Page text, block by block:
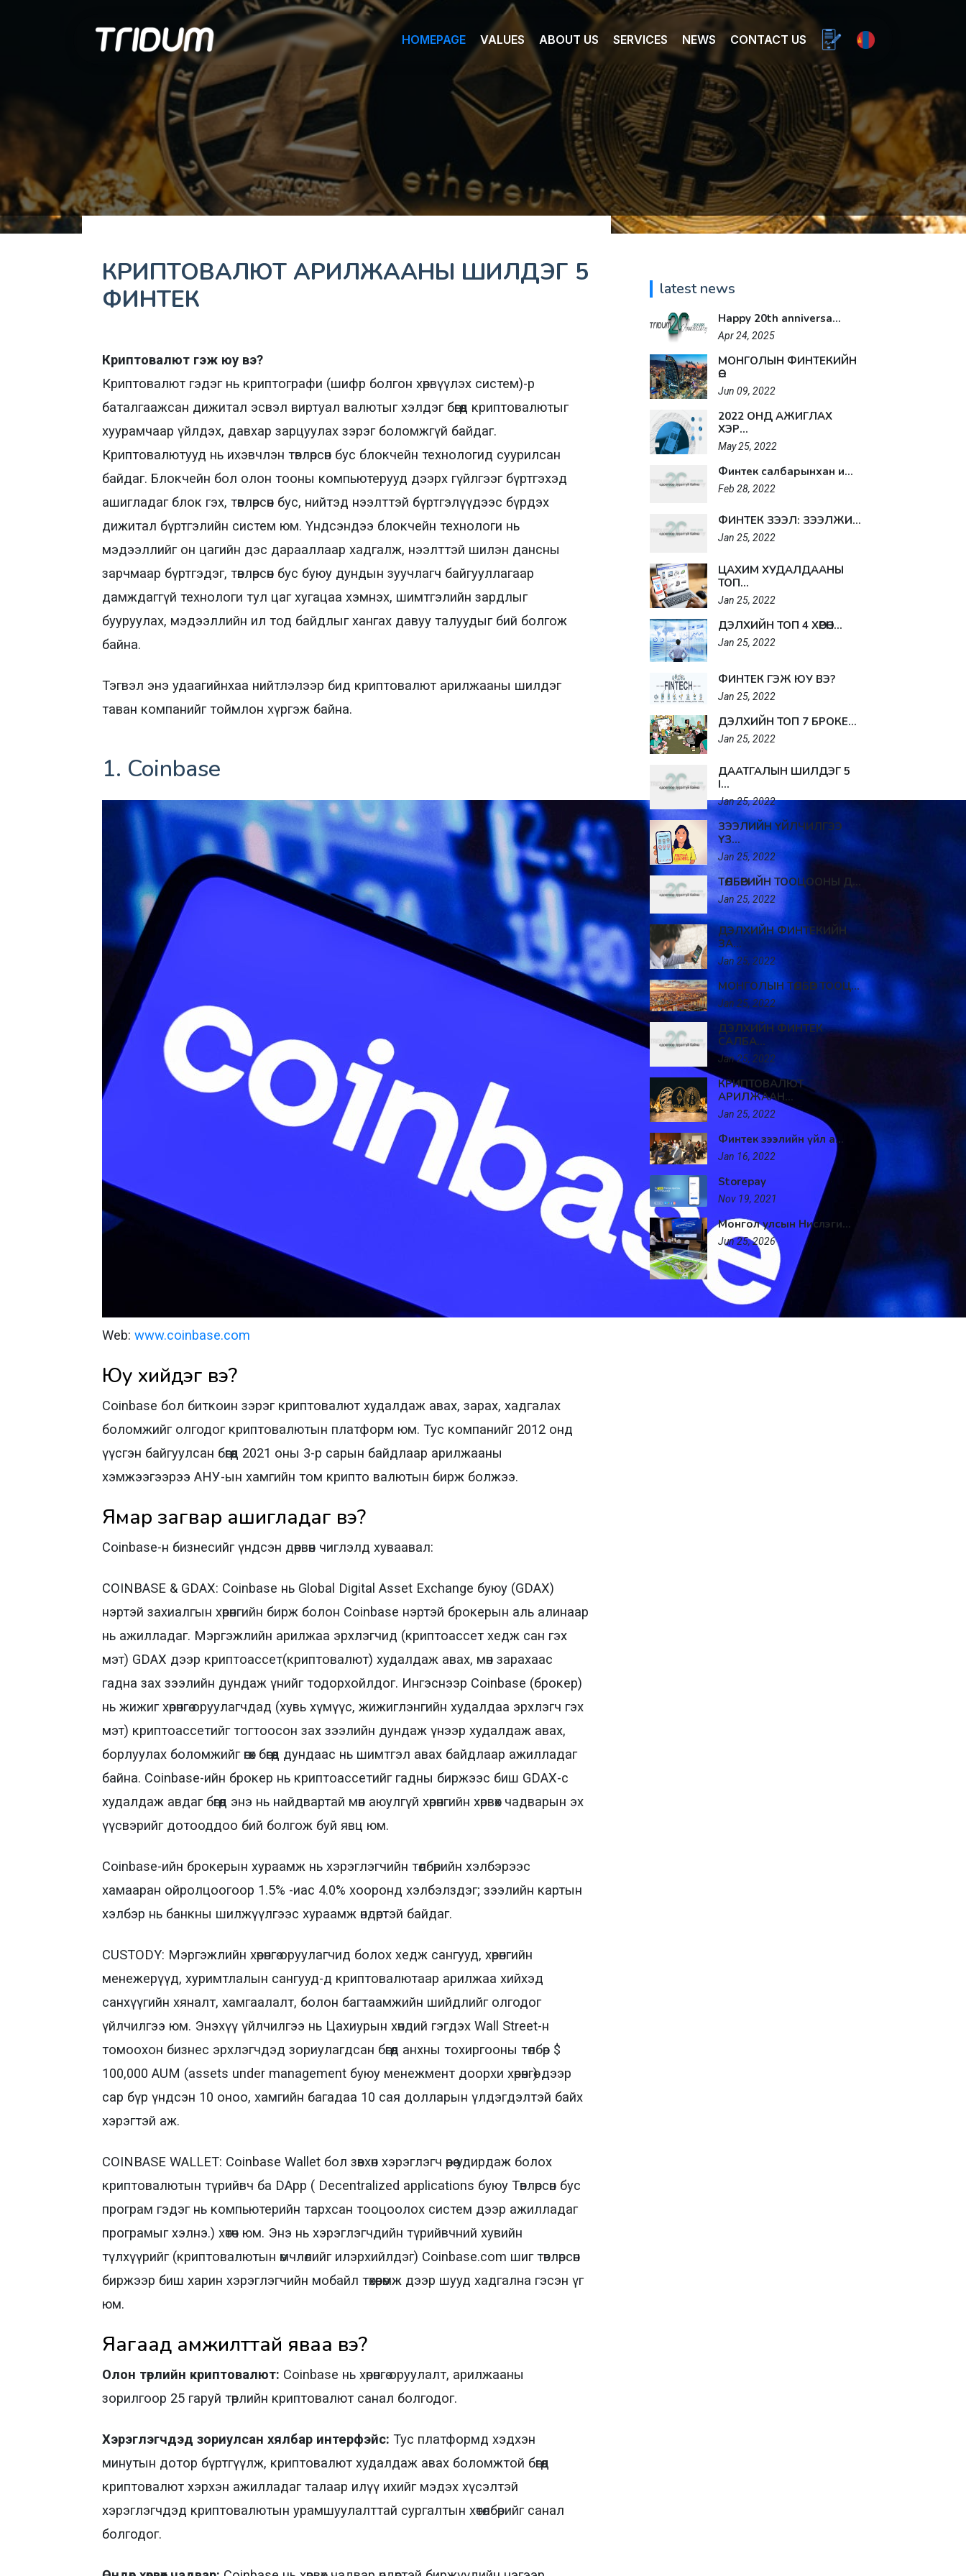
HOMEPAGE VALUES ABOUT US SERVICES NEWS CONTACT US
КРИПТОВАЛЮТ АРИЛЖААНЫ ШИЛДЭГ 5
ФИНТЕК
Криптовалют гэж юу вэ?
Криптовалют гэдэг нь криптографи (шифр болгон хөрвүүлэх систем)-р
баталгаажсан дижитал эсвэл виртуал валютыг хэлдэг бөгөөд криптовалютыг
хуурамчаар үйлдэх, давхар зарцуулах зэрэг боломжгүй байдаг.
Криптовалютууд нь ихэвчлэн төвлөрсөн бус блокчейн технологид суурилсан
байдаг. Блокчейн бол олон тооны компьютерууд дээрх гүйлгээг бүртгэхэд
ашигладаг блок гэх, төвлөрсөн бус, нийтэд нээлттэй бүртгэлүүдээс бүрдэх
дижитал бүртгэлийн систем юм. Үндсэндээ блокчейн технологи нь
мэдээллийг он цагийн дэс дарааллаар хадгалж, нээлттэй шилэн дансны
зарчмаар бүртгэдэг, төвлөрсөн бус буюу дундын зуучлагч байгууллагаар
дамждаггүй технологи тул цаг хугацаа хэмнэх, шимтгэлийн зардлыг
бууруулах, мэдээллийн ил тод байдлыг хангах давуу талуудыг бий болгож
байна.
Тэгвэл энэ удаагийнхаа нийтлэлээр бид криптовалют арилжааны шилдэг
таван компанийг тоймлон хүргэж байна.
1. Coinbase
Web: www.coinbase.com
Юу хийдэг вэ?
Coinbase бол биткоин зэрэг криптовалют худалдаж авах, зарах, хадгалах
боломжийг олгодог криптовалютын платформ юм. Тус компанийг 2012 онд
үүсгэн байгуулсан бөгөөд 2021 оны 3-р сарын байдлаар арилжааны
хэмжээгээрээ АНУ-ын хамгийн том крипто валютын бирж болжээ.
Ямар загвар ашигладаг вэ?
Coinbase-н бизнесийг үндсэн дөрвөн чиглэлд хуваавал:
COINBASE & GDAX: Coinbase нь Global Digital Asset Exchange буюу (GDAX)
нэртэй захиалгын хөрөнгийн бирж болон Coinbase нэртэй брокерын аль алинаар
нь ажилладаг. Мэргэжлийн арилжаа эрхлэгчид (криптоассет хедж сан гэх
мэт) GDAX дээр криптоассет(криптовалют) худалдаж авах, мөн зарахаас
гадна зах зээлийн дундаж үнийг тодорхойлдог. Ингэснээр Coinbase (брокер)
нь жижиг хөрөнгө оруулагчдад (хувь хүмүүс, жижиглэнгийн худалдаа эрхлэгч гэх
мэт) криптоассетийг тогтоосон зах зээлийн дундаж үнээр худалдаж авах,
борлуулах боломжийг өгөх бөгөөд дундаас нь шимтгэл авах байдлаар ажилладаг
байна. Coinbase-ийн брокер нь криптоассетийг гадны биржээс биш GDAX-с
худалдаж авдаг бөгөөд энэ нь найдвартай мөн аюулгүй хөрөнгийн хөрвөх чадварын эх
үүсвэрийг дотооддоо бий болгож буй явц юм.
Coinbase-ийн брокерын хураамж нь хэрэглэгчийн төлбөрийн хэлбэрээс
хамааран ойролцоогоор 1.5% -иас 4.0% хооронд хэлбэлздэг; зээлийн картын
хэлбэр нь банкны шилжүүлгээс хураамж өндөртэй байдаг.
CUSTODY: Мэргэжлийн хөрөнгө оруулагчид болох хедж сангууд, хөрөнгийн
менежерүүд, хуримтлалын сангууд-д криптовалютаар арилжаа хийхэд
санхүүгийн хяналт, хамгаалалт, болон багтаамжийн шийдлийг олгодог
үйлчилгээ юм. Энэхүү үйлчилгээ нь Цахиурын хөндий гэгдэх Wall Street-н
томоохон бизнес эрхлэгчдэд зориулагдсан бөгөөд анхны тохиргооны төлбөр $
100,000 AUM (assets under management буюу менежмент доорхи хөрөнгө) дээр
сар бүр үндсэн 10 оноо, хамгийн багадаа 10 сая долларын үлдэгдэлтэй байх
хэрэгтэй аж.
COINBASE WALLET: Coinbase Wallet бол зөвхөн хэрэглэгч өөрөө удирдаж болох
криптовалютын түрийвч ба DApp ( Decentralized applications буюу Төвлөрсөн бус
програм гэдэг нь компьютерийн тархсан тооцоолох систем дээр ажилладаг
програмыг хэлнэ.) хөтөч юм. Энэ нь хэрэглэгчдийн түрийвчний хувийн
түлхүүрийг (криптовалютын өмчлөлийг илэрхийлдэг) Coinbase.com шиг төвлөрсөн
биржээр биш харин хэрэглэгчийн мобайл төхөөрөмж дээр шууд хадгална гэсэн үг
юм.
Яагаад амжилттай яваа вэ?
Олон төрлийн криптовалют: Coinbase нь хөрөнгө оруулалт, арилжааны
зорилгоор 25 гаруй төрлийн криптовалют санал болгодог.
Хэрэглэгчдэд зориулсан хялбар интерфэйс: Тус платформд хэдхэн
минутын дотор бүртгүүлж, криптовалют худалдаж авах боломжтой бөгөөд
криптовалют хэрхэн ажилладаг талаар илүү ихийг мэдэх хүсэлтэй
хэрэглэгчдэд криптовалютын урамшуулалттай сургалтын хөтөлбөрийг санал
болгодог.
latest news
Happy 20th anniversa...
Apr 24, 2025
МОНГОЛЫН ФИНТЕКИЙН
Ө...
Jun 09, 2022
2022 ОНД АЖИГЛАХ
ХЭР...
May 25, 2022
Финтек салбарынхан и...
Feb 28, 2022
ФИНТЕК ЗЭЭЛ: ЗЭЭЛЖИ...
Jan 25, 2022
ЦАХИМ ХУДАЛДААНЫ
ТОП...
Jan 25, 2022
ДЭЛХИЙН ТОП 4 ХӨРӨН...
Jan 25, 2022
ФИНТЕК ГЭЖ ЮУ ВЭ?
Jan 25, 2022
ДЭЛХИЙН ТОП 7 БРОКЕ...
Jan 25, 2022
ДААТГАЛЫН ШИЛДЭГ 5
I...
Jan 25, 2022
ЗЭЭЛИЙН ҮЙЛЧИЛГЭЭ
ҮЗ...
Jan 25, 2022
ТӨЛБӨРИЙН ТООЦООНЫ Д...
Jan 25, 2022
ДЭЛХИЙН ФИНТЕКИЙН
ЗА...
Jan 25, 2022
МОНГОЛЫН ТӨЛБӨР ТООЦ...
Jan 25, 2022
ДЭЛХИЙН ФИНТЕК
САЛБА...
Jan 25, 2022
КРИПТОВАЛЮТ
АРИЛЖААН...
Jan 25, 2022
Финтек зээлийн үйл а...
Jan 16, 2022
Storepay
Nov 19, 2021
Монгол улсын Нислэги...
Jun 25, 2026